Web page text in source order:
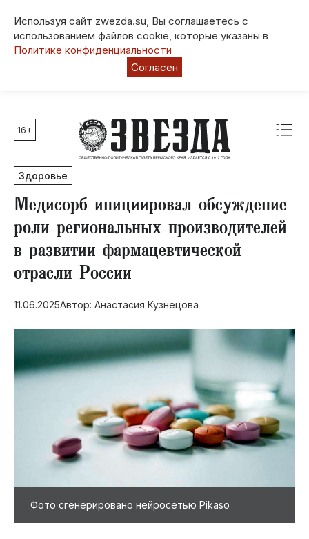
Используя сайт zwezda.su, Вы соглашаетесь с
использованием файлов cookie, которые указаны в
Политике конфиденциальности
Согласен
Главные темы
80 лет Победы
Молодежная столица РФ
СВО
Социальная поддержка
Инфраструктура
Благоустройство
16+
Здоровье
​Медисорб инициировал обсуждение
роли региональных производителей
в развитии фармацевтической
отрасли России
11.06.2025Автор: Анастасия Кузнецова
Фото сгенерировано нейросетью Pikaso